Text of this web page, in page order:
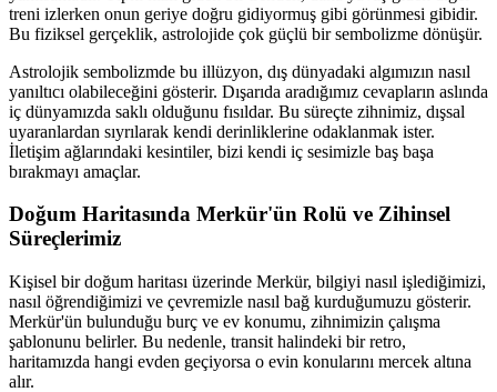
treni izlerken onun geriye doğru gidiyormuş gibi görünmesi gibidir.
Bu fiziksel gerçeklik, astrolojide çok güçlü bir sembolizme dönüşür.
Astrolojik sembolizmde bu illüzyon, dış dünyadaki algımızın nasıl
yanıltıcı olabileceğini gösterir. Dışarıda aradığımız cevapların aslında
iç dünyamızda saklı olduğunu fısıldar. Bu süreçte zihnimiz, dışsal
uyaranlardan sıyrılarak kendi derinliklerine odaklanmak ister.
İletişim ağlarındaki kesintiler, bizi kendi iç sesimizle baş başa
bırakmayı amaçlar.
Doğum Haritasında Merkür'ün Rolü ve Zihinsel
Süreçlerimiz
Kişisel bir doğum haritası üzerinde Merkür, bilgiyi nasıl işlediğimizi,
nasıl öğrendiğimizi ve çevremizle nasıl bağ kurduğumuzu gösterir.
Merkür'ün bulunduğu burç ve ev konumu, zihnimizin çalışma
şablonunu belirler. Bu nedenle, transit halindeki bir retro,
haritamızda hangi evden geçiyorsa o evin konularını mercek altına
alır.